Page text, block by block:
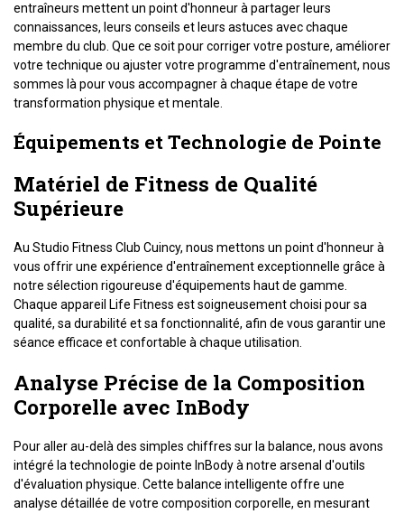
entraîneurs mettent un point d'honneur à partager leurs
connaissances, leurs conseils et leurs astuces avec chaque
membre du club. Que ce soit pour corriger votre posture, améliorer
votre technique ou ajuster votre programme d'entraînement, nous
sommes là pour vous accompagner à chaque étape de votre
transformation physique et mentale.
Équipements et Technologie de Pointe
Matériel de Fitness de Qualité
Supérieure
Au Studio Fitness Club Cuincy, nous mettons un point d'honneur à
vous offrir une expérience d'entraînement exceptionnelle grâce à
notre sélection rigoureuse d'équipements haut de gamme.
Chaque appareil Life Fitness est soigneusement choisi pour sa
qualité, sa durabilité et sa fonctionnalité, afin de vous garantir une
séance efficace et confortable à chaque utilisation.
Analyse Précise de la Composition
Corporelle avec InBody
Pour aller au-delà des simples chiffres sur la balance, nous avons
intégré la technologie de pointe InBody à notre arsenal d'outils
d'évaluation physique. Cette balance intelligente offre une
analyse détaillée de votre composition corporelle, en mesurant